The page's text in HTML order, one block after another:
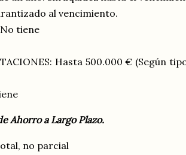
al vencimiento.
No tiene
Hasta 500.000 € (Según
Ahorro a Largo Plazo.
no parcial